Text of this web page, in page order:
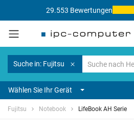
29.553 Bewertungen
Suche in: Fujitsu
Wählen Sie Ihr Gerät
Fujitsu Notebook LifeBook AH Serie